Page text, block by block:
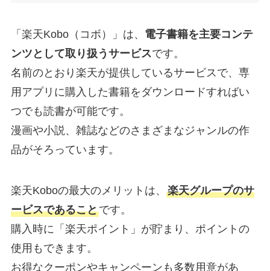
「楽天Kobo（コボ）」は、 電子書籍を主要コンテ
ンツとして取り扱うサービスです。
名前のとおり楽天が提供しているサービスで、専
用アプリに購入した書籍をダウンロードすればい
つでも読書が可能です。
漫画や小説、雑誌などのさまざまなジャンルの作
品がそろっています。
楽天Koboの最大のメリットは、 楽天グループのサ
ービスであることです。
購入時に「楽天ポイント」が貯まり、ポイントの
使用もできます。
お得なクーポンやキャンペーンも多数用意があ